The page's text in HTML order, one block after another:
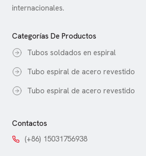
internacionales.
Categorías De Productos
Tubos soldados en espiral
Tubo espiral de acero revestido
Tubo espiral de acero revestido
Contactos
(+86) 15031756938